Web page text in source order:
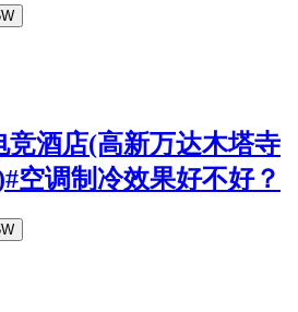
竞酒店(高新万达木塔寺
空调制冷效果好不好？